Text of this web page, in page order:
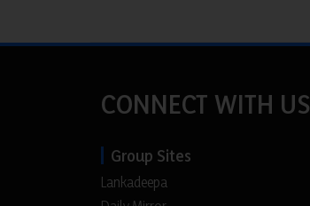
CONNECT WITH US
Group Sites
Lankadeepa